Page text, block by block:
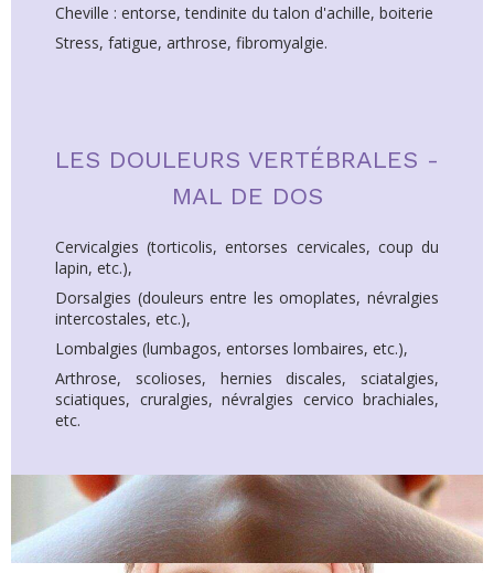
Cheville : entorse, tendinite du talon d'achille, boiterie
Stress, fatigue, arthrose, fibromyalgie.
LES DOULEURS VERTÉBRALES -
MAL DE DOS
Cervicalgies (torticolis, entorses cervicales, coup du
lapin, etc.),
Dorsalgies (douleurs entre les omoplates, névralgies
intercostales, etc.),
Lombalgies (lumbagos, entorses lombaires, etc.),
Arthrose, scolioses, hernies discales, sciatalgies,
sciatiques, cruralgies, névralgies cervico brachiales,
etc.